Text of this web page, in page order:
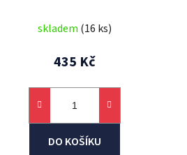
skladem (16 ks)
435 Kč
DO KOŠÍKU